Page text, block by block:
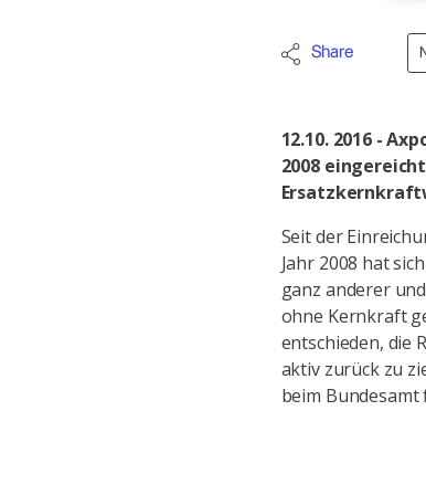
Share
12.10. 2016 -
2008
Seit der
Jahr 2008 hat
ganz anderer
ohne Kernkraft
entschieden, die
aktiv zurück zu
beim